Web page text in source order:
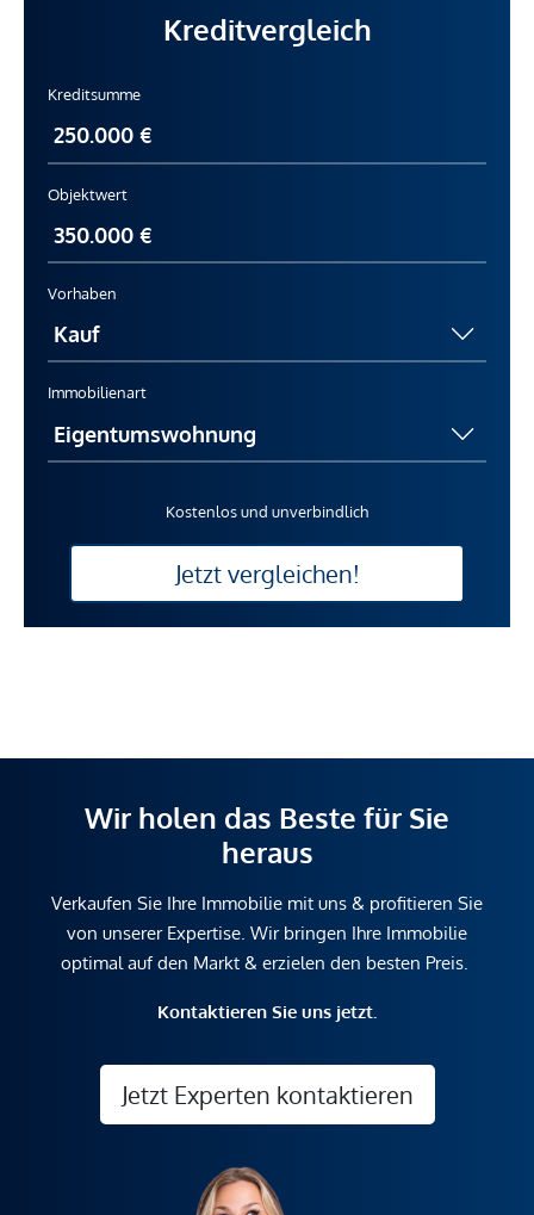
Kreditvergleich
Kreditsumme
Objektwert
Vorhaben
Immobilienart
Kostenlos und unverbindlich
Jetzt vergleichen!
Wir holen das Beste für Sie
heraus
Verkaufen Sie Ihre Immobilie mit uns & profitieren Sie
von unserer Expertise. Wir bringen Ihre Immobilie
optimal auf den Markt & erzielen den besten Preis.
Kontaktieren Sie uns jetzt.
Jetzt Experten kontaktieren